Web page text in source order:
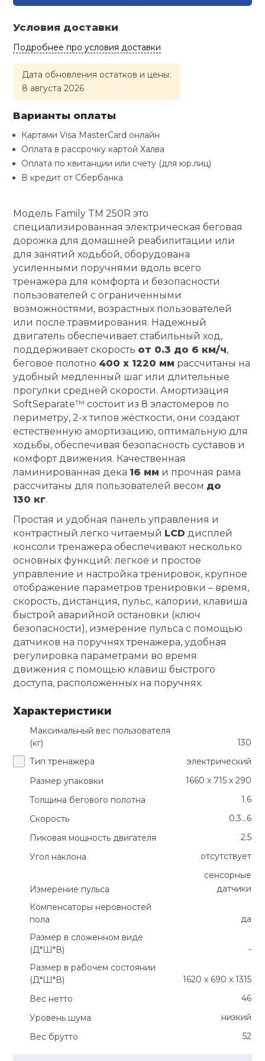
Лямки,
Ролики для
Упоры для
Утяжелители
Эспандеры и
Аксессуары
йоги
Медболы
Пояса
игры
комплексы и
стенки
сувениры
для
и защита
оборудование
Условия доставки
Подробнее про условия доставки
Дата обновления остатков и цены:
8 августа 2026
Варианты оплаты
Картами Visa MasterCard онлайн
Оплата в рассрочку картой Халва
Оплата по квитанции или счету (для юр.лиц)
В кредит от Сбербанка
Модель Family TM 250R это
специализированная электрическая беговая
дорожка для домашней реабилитации или
для занятий ходьбой, оборудована
усиленными поручнями вдоль всего
тренажера для комфорта и безопасности
пользователей с ограниченными
возможностями, возрастных пользователей
или после травмирования. Надежный
двигатель обеспечивает стабильный ход,
поддерживает скорость от 0.3 до 6 км/ч,
беговое полотно 400 х 1220 мм рассчитаны на
удобный медленный шаг или длительные
прогулки средней скорости. Амортизация
SoftSeparate™ состоит из 8 эластомеров по
периметру, 2-х типов жёсткости, они создают
естественную амортизацию, оптимальную для
ходьбы, обеспечивая безопасность суставов и
комфорт движения. Качественная
ламинированная дека 16 мм и прочная рама
рассчитаны для пользователей весом до
130 кг.
Простая и удобная панель управления и
контрастный легко читаемый LCD дисплей
консоли тренажера обеспечивают несколько
основных функций: легкое и простое
управление и настройка тренировок, крупное
отображение параметров тренировки – время,
скорость, дистанция, пульс, калории, клавиша
быстрой аварийной остановки (ключ
безопасности), измерение пульса с помощью
датчиков на поручнях тренажера, удобная
регулировка параметрами во время
движения с помощью клавиш быстрого
доступа, расположенных на поручнях.
Характеристики
Максимальный вес пользователя
(кг)
130
Тип тренажера
электрический
Размер упаковки
1660 x 715 x 290
Толщина бегового полотна
1.6
Скорость
0.3...6
Пиковая мощность двигателя
2.5
Угол наклона
отсутствует
Измерение пульса
сенсорные
датчики
Компенсаторы неровностей
пола
да
Размер в сложенном виде
(Д*Ш*В)
-
Размер в рабочем состоянии
(Д*Ш*В)
1620 x 690 x 1315
Вес нетто
46
Уровень шума
низкий
Вес брутто
52